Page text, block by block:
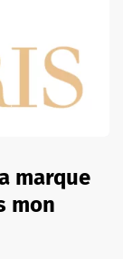
marque
mon